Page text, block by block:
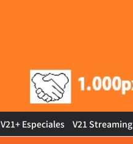
V21+ Especiales V21 Streaming